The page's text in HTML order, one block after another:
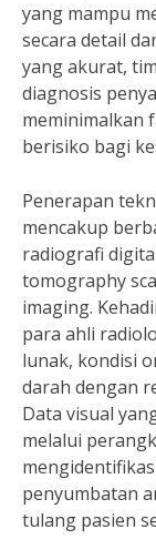
yang mampu
secara detail
yang akurat,
diagnosis
meminimalkan
berisiko bagi
Penerapan
mencakup
radiografi
tomography
imaging.
para ahli
lunak, kondisi
darah dengan
Data visual
melalui
penyumbatan
tulang pasien